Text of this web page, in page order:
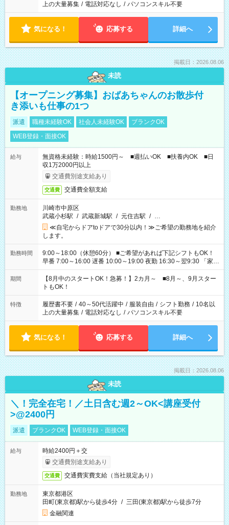
上の大量募集 / 電話対応なし / パソコンスキル不要
気になる！ 応募する 詳細へ
掲載日：2026.08.06
未読
【オープニング募集】おばあちゃんのお散歩付
き添いも仕事の1つ
派遣 職種未経験OK 社会人未経験OK
ブランクOK
WEB登録・面接OK
給与
無資格未経験：時給1500円～ ■週払いOK ■扶養内OK ■日
収1万2000円以上
交通費別途支給あり
交通費 交通費全額支給
勤務地
川崎市中原区
武蔵小杉駅 / 武蔵新城駅 / 元住吉駅 / …
≪自宅からドアtoドアで30分以内！≫ご希望の勤務地を紹介
します。
勤務時間
9:00～18:00（休憩60分） ■ご希望があれば下記シフトもOK！
早番 7:00～16:00 遅番 10:00～19:00 夜勤 16:30～翌9:30 「家族
と休みを合わせたい」 「余裕を持って夕飯の準備がしたい」
「できれば残業はしたくない」 など、ご希望を教えてください
ね。 ※Wワーク希望の方へ 今ご覧のお仕事で希望する勤務時間
と、もう1つのお仕事の勤務時間。 合計で週40時間を超える場
合は応募できません。
期間
【8月中のスタートOK！急募！】2カ月～ ■8月～、9月スター
トもOK！
特徴 履歴書不要 / 40～50代活躍中 / 服装自由 / シフト勤務 / 10名以
上の大量募集 / 電話対応なし / パソコンスキル不要
気になる！ 応募する 詳細へ
掲載日：2026.08.06
未読
＼！完全在宅！／土日含む週2～OK<講座受付
>@2400円
派遣 ブランクOK WEB登録・面接OK
給与
時給2400円＋交
交通費別途支給あり
交通費 交通費実費支給（当社規定あり）
勤務地
東京都港区
田町(東京都)駅から徒歩4分 / 三田(東京都)駅から徒歩7分
金融関連